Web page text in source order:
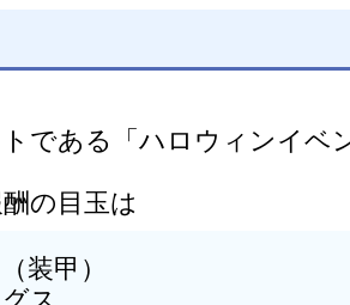
である「ハロウィンイベ
の目玉は
装甲）